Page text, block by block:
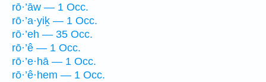
rō·’āw — 1 Occ.
rō·’a·yiḵ — 1 Occ.
rō·’eh — 35 Occ.
rō·’ê — 1 Occ.
rō·’e·hā — 1 Occ.
rō·’ê·hem — 1 Occ.